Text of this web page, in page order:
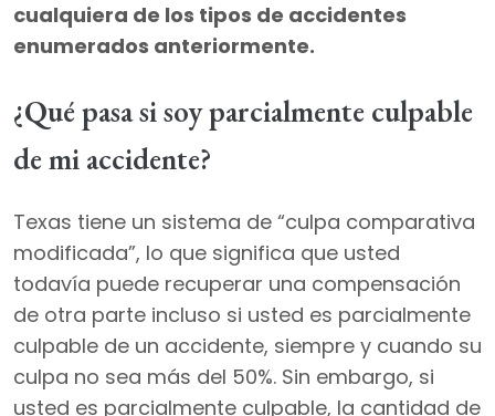
cualquiera de los tipos de accidentes
enumerados anteriormente.
¿Qué pasa si soy parcialmente culpable
de mi accidente?
Texas tiene un sistema de “culpa comparativa
modificada”, lo que significa que usted
todavía puede recuperar una compensación
de otra parte incluso si usted es parcialmente
culpable de un accidente, siempre y cuando su
culpa no sea más del 50%. Sin embargo, si
usted es parcialmente culpable, la cantidad de